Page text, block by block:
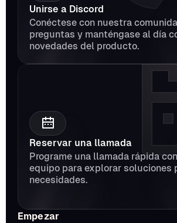
Unirse a Discord
Conéctese con nuestra
preguntas y manténgase al día
novedades del producto.
Reservar una llamada
Programe una llamada rápida
equipo para explorar soluciones
necesidades.
Empezar